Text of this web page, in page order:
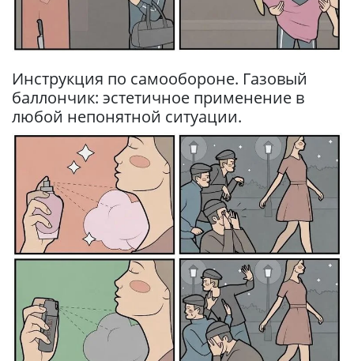
Инструкция по самообороне. Газовый
баллончик: эстетичное применение в
любой непонятной ситуации.